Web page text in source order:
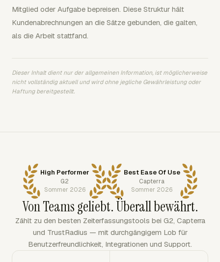
Mitglied oder Aufgabe bepreisen. Diese Struktur hält
Kundenabrechnungen an die Sätze gebunden, die galten,
als die Arbeit stattfand.
Dieser Inhalt dient nur der allgemeinen Information, ist möglicherweise
nicht vollständig aktuell und wird ohne jegliche Gewährleistung oder
Haftung bereitgestellt.
High Performer
G2
Sommer 2026
Best Ease Of Use
Capterra
Sommer 2026
Von Teams geliebt. Überall bewährt.
Zählt zu den besten Zeiterfassungstools bei G2, Capterra
und TrustRadius — mit durchgängigem Lob für
Benutzerfreundlichkeit, Integrationen und Support.